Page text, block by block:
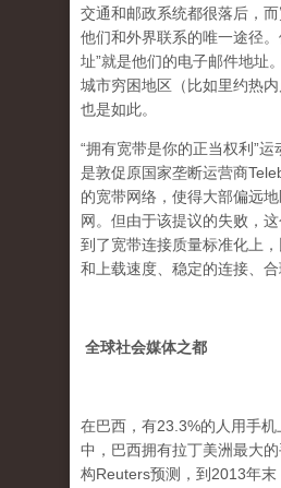
交通和邮政系统都很落后，
他们和外界联系的唯一途径
址”就是他们的电子邮件地址
城市穷困地区（比如里约热
也是如此。
“拥有宽带是你的正当权利”
是敦促原国家垄断运营商
的宽带网络，使得大部偏远
网。但由于该提议的失败，
到了宽带连接质量标准化上
和上载速度、稳定的连接、合
全球社会媒体之都
在巴西，有23.3%的人用手
中，巴西拥有拉丁美洲最大
构Reuters预测，到2013年